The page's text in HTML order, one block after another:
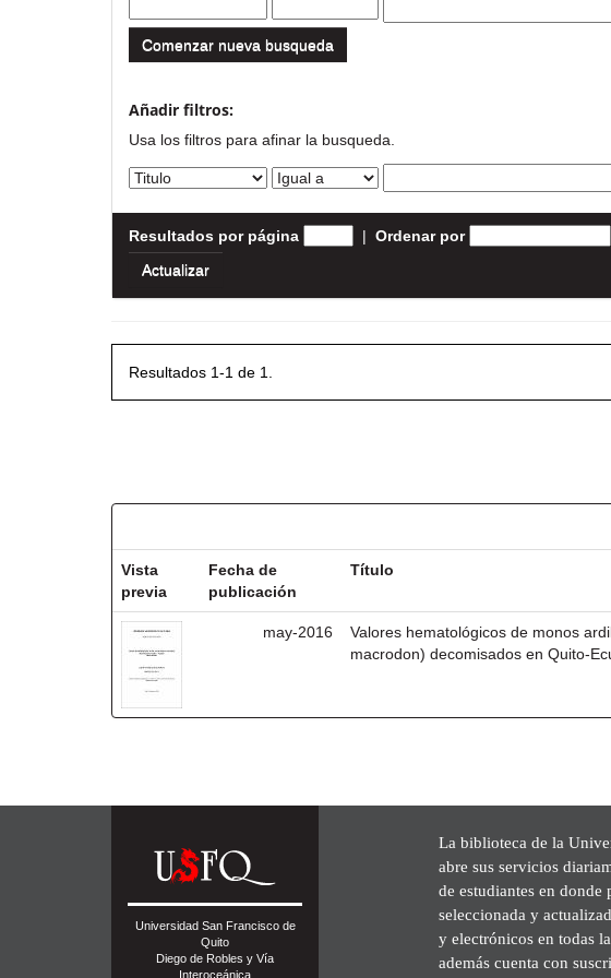
Comenzar nueva busqueda
Añadir filtros:
Usa los filtros para afinar la busqueda.
Resultados por página | Ordenar por
Resultados 1-1 de 1.
Vista
previa
Fecha de
publicación
Título
may-2016
Valores hematológicos de monos
macrodon) decomisados en Quito-
Universidad San Francisco de
Quito
Diego de Robles y Vía
Interoceánica
La biblioteca de la
abre sus servicios
de estudiantes en donde
seleccionada y
y electrónicos en todas
además cuenta con